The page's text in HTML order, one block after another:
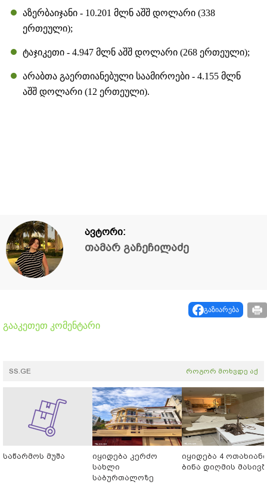
აზერბაიჯანი - 10.201 მლნ აშშ დოლარი (338
ერთეული);
ტაჯიკეთი - 4.947 მლნ აშშ დოლარი (268 ერთეული);
არაბთა გაერთიანებული საამიროები - 4.155 მლნ
აშშ დოლარი (12 ერთეული).
ავტორი:
თამარ გაჩეჩილაძე
გაზიარება
გააკეთეთ კომენტარი
SS.GE როგორ მოხვდე აქ
საწარმოს მუშა
იყიდება კერძო
სახლი
საბურთალოზე
იყიდება 4 ოთახიანი
ბინა დიღმის